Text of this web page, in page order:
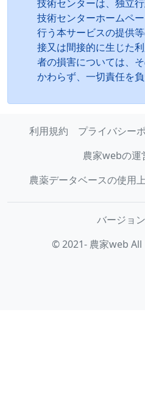
技術センターは、独立
技術センターホームペ
行う本サービスの提供
接又は間接的に生じた
者の損害については、
かわらず、一切責任を負
利用規約 プライバシー
農家webの運
農薬データベースの使用
バージョン
© 2021- 農家web All